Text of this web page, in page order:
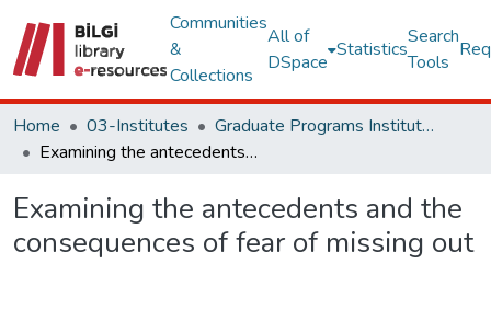
Communities
&
Collections
All of
DSpace
Statistics
Search
Tools
Home 03-Institutes
Graduate Programs Institute Thesis Collection
Examining the antecedents and the consequences of fear of missing out
Examining the antecedents and the
consequences of fear of missing out